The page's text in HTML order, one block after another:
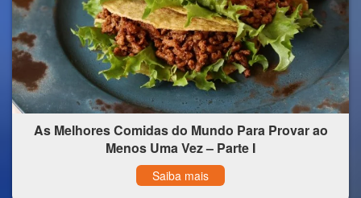
As Melhores Comidas do Mundo Para Provar ao
Menos Uma Vez – Parte I
Saiba mais